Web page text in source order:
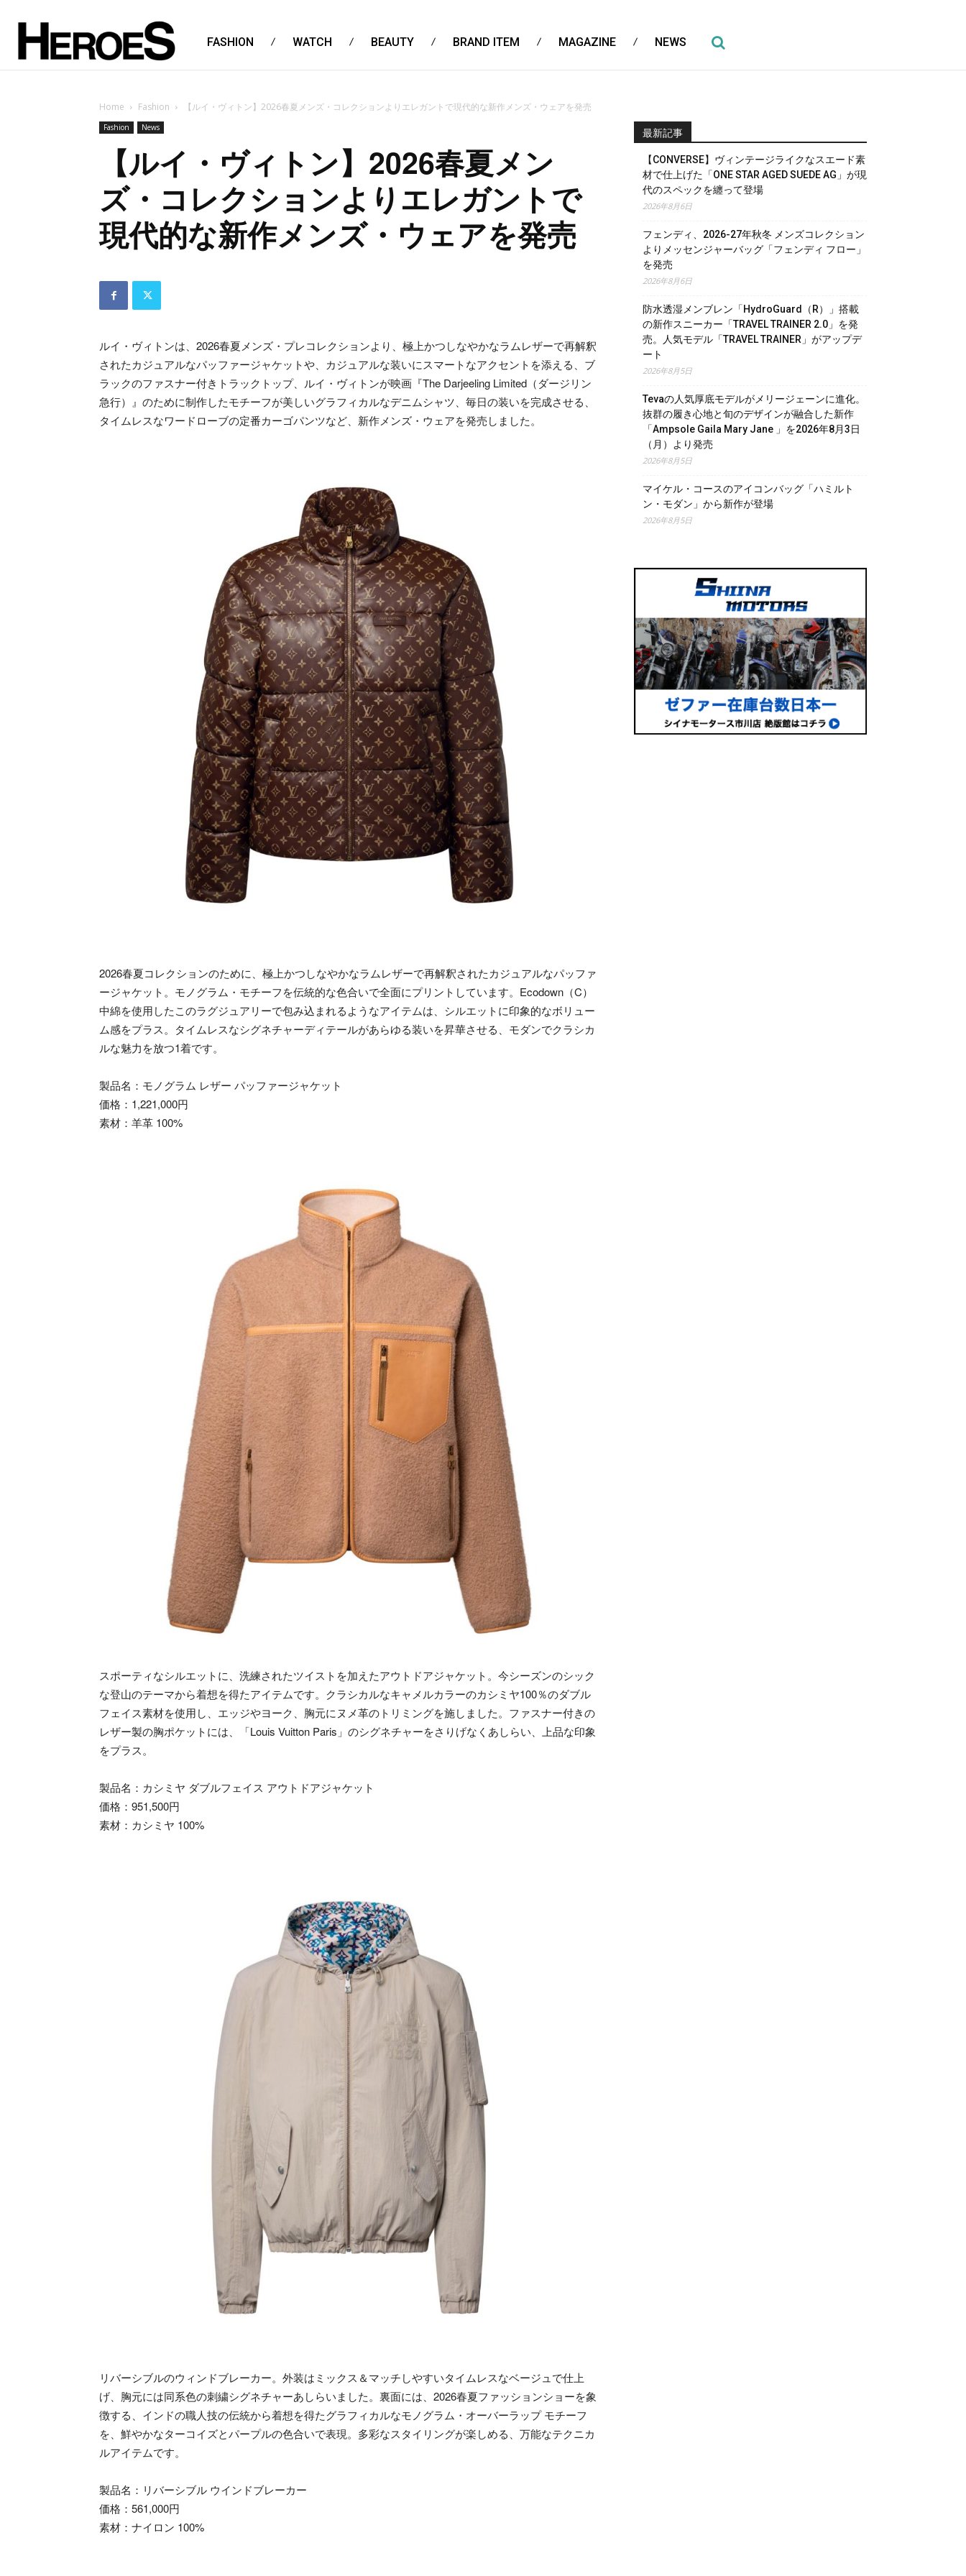
FASHION WATCH BEAUTY BRAND ITEM MAGAZINE NEWS
Home Fashion 【ルイ・ヴィトン】2026春夏メンズ・コレクションよりエレガントで現代的な新作メンズ・ウェアを発売
Fashion News
【ルイ・ヴィトン】2026春夏メン
ズ・コレクションよりエレガントで
現代的な新作メンズ・ウェアを発売
ルイ・ヴィトンは、2026春夏メンズ・プレコレクションより、極上かつしなやかなラムレザーで再解釈
されたカジュアルなパッファージャケットや、カジュアルな装いにスマートなアクセントを添える、ブ
ラックのファスナー付きトラックトップ、ルイ・ヴィトンが映画『The Darjeeling Limited（ダージリン
急行）』のために制作したモチーフが美しいグラフィカルなデニムシャツ、毎日の装いを完成させる、
タイムレスなワードローブの定番カーゴパンツなど、新作メンズ・ウェアを発売しました。
2026春夏コレクションのために、極上かつしなやかなラムレザーで再解釈されたカジュアルなパッファ
ージャケット。モノグラム・モチーフを伝統的な色合いで全面にプリントしています。Ecodown（C）
中綿を使用したこのラグジュアリーで包み込まれるようなアイテムは、シルエットに印象的なボリュー
ム感をプラス。タイムレスなシグネチャーディテールがあらゆる装いを昇華させる、モダンでクラシカ
ルな魅力を放つ1着です。
製品名：モノグラム レザー パッファージャケット
価格：1,221,000円
素材：羊革 100%
スポーティなシルエットに、洗練されたツイストを加えたアウトドアジャケット。今シーズンのシック
な登山のテーマから着想を得たアイテムです。クラシカルなキャメルカラーのカシミヤ100％のダブル
フェイス素材を使用し、エッジやヨーク、胸元にヌメ革のトリミングを施しました。ファスナー付きの
レザー製の胸ポケットには、「Louis Vuitton Paris」のシグネチャーをさりげなくあしらい、上品な印象
をプラス。
製品名：カシミヤ ダブルフェイス アウトドアジャケット
価格：951,500円
素材：カシミヤ 100%
リバーシブルのウィンドブレーカー。外装はミックス＆マッチしやすいタイムレスなベージュで仕上
げ、胸元には同系色の刺繍シグネチャーあしらいました。裏面には、2026春夏ファッションショーを象
徴する、インドの職人技の伝統から着想を得たグラフィカルなモノグラム・オーバーラップ モチーフ
を、鮮やかなターコイズとパープルの色合いで表現。多彩なスタイリングが楽しめる、万能なテクニカ
ルアイテムです。
製品名：リバーシブル ウインドブレーカー
価格：561,000円
素材：ナイロン 100%
最新記事
【CONVERSE】ヴィンテージライクなスエード素
材で仕上げた「ONE STAR AGED SUEDE AG」が現
代のスペックを纏って登場
2026年8月6日
フェンディ、2026-27年秋冬 メンズコレクション
よりメッセンジャーバッグ「フェンディ フロー」
を発売
2026年8月6日
防水透湿メンブレン「HydroGuard（R）」搭載
の新作スニーカー「TRAVEL TRAINER 2.0」を発
売。人気モデル「TRAVEL TRAINER」がアップデ
ート
2026年8月5日
Tevaの人気厚底モデルがメリージェーンに進化。
抜群の履き心地と旬のデザインが融合した新作
「Ampsole Gaila Mary Jane 」を2026年8月3日
（月）より発売
2026年8月5日
マイケル・コースのアイコンバッグ「ハミルト
ン・モダン」から新作が登場
2026年8月5日